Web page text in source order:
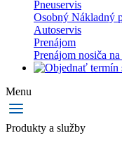
Pneuservis
Osobný Nákladný
Autoservis
Prenájom
Prenájom nosiča
Menu
Produkty a služby